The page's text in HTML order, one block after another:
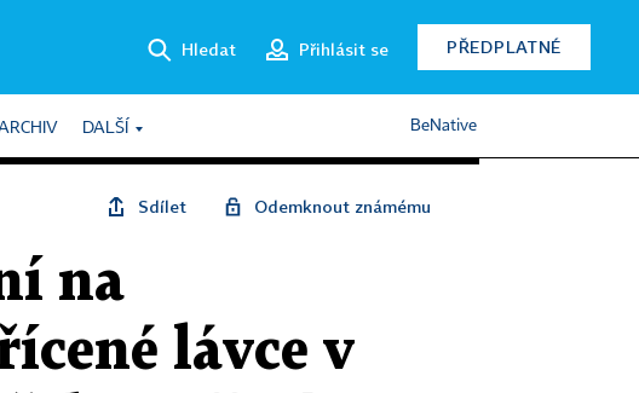
Hledat Přihlásit se PŘEDPLATNÉ
DALŠÍ BeNative
Sdílet Odemknout známému
na
lávce v